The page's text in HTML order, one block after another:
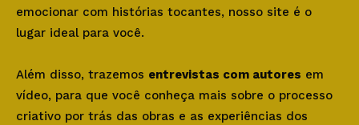
emocionar com histórias tocantes, nosso site é o
lugar ideal para você.
Além disso, trazemos entrevistas com autores em
vídeo, para que você conheça mais sobre o processo
criativo por trás das obras e as experiências dos